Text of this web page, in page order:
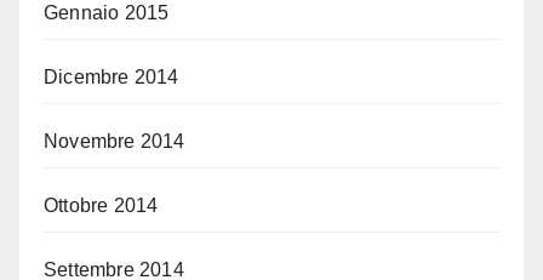
Gennaio 2015
Dicembre 2014
Novembre 2014
Ottobre 2014
Settembre 2014